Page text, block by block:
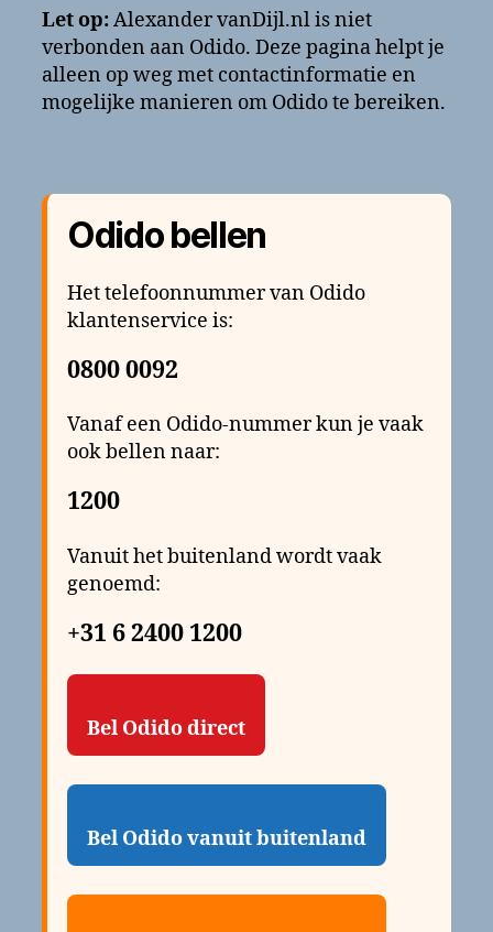
Let op:Alexander vanDijl.nl is niet
verbonden aan Odido. Deze pagina helpt je
alleen op weg met contactinformatie en
mogelijke manieren om Odido te bereiken.
Odido bellen
Het telefoonnummer van Odido
klantenservice is:
0800 0092
Vanaf een Odido-nummer kun je vaak
ook bellen naar:
1200
Vanuit het buitenland wordt vaak
genoemd:
+31 6 2400 1200
Bel Odido direct
Bel Odido vanuit buitenland